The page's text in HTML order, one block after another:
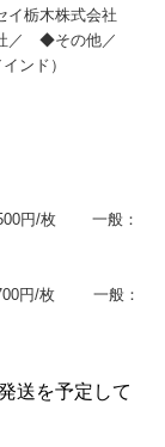
イ栃木株式会社
／ ◆その他／
ンド）
円/枚 一般：
円/枚 一般：
送を予定して